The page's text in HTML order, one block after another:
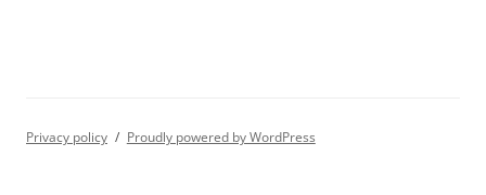
Privacy policy Proudly powered by WordPress